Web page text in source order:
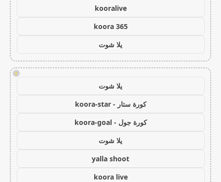
kooralive
koora 365
يلا شوت
!
يلا شوت
كورة ستار - koora-star
كورة جول - koora-goal
يلا شوت
yalla shoot
koora live